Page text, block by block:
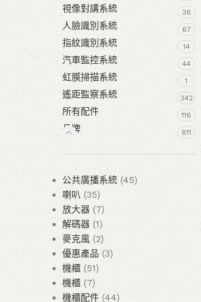
視像對講系統 36
人臉識別系統 67
指紋識別系統 14
汽車監控系統 44
虹膜掃描系統 1
遙距監察系統 342
所有配件 116
品牌 811
公共廣播系統 45
喇叭
35
放大器
7
解碼器 1
麥克風 2
優惠產品
3
機櫃
51
機櫃
7
機櫃配件 44